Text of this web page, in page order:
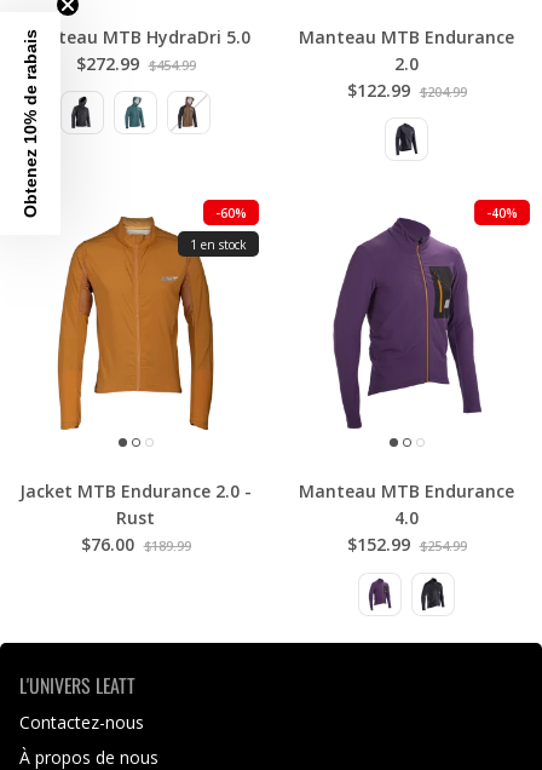
Manteau MTB HydraDri 5.0
$272.99 $454.99
Manteau MTB Endurance
2.0
$122.99 $204.99
-60%
1 en stock
Jacket MTB Endurance 2.0 -
Rust
$76.00 $189.99
-40%
Manteau MTB Endurance
4.0
$152.99 $254.99
L'UNIVERS LEATT
Contactez-nous
À propos de nous
Obtenez 10% de rabais